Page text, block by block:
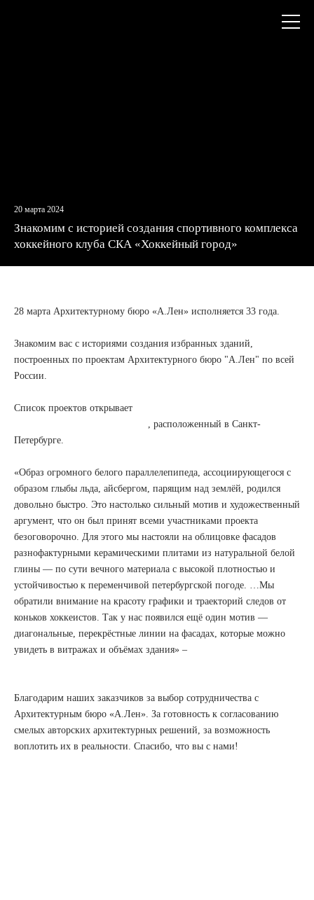
(812)меню
20 марта 2024
Знакомим с историей создания спортивного комплекса
хоккейного клуба СКА «Хоккейный город»
28 марта Архитектурному бюро «А.Лен» исполняется 33 года.
Знакомим вас с историями создания избранных зданий,
построенных по проектам Архитектурного бюро "А.Лен" по всей
России.
Список проектов открывает
, расположенный в Санкт-
Петербурге.
«Образ огромного белого параллелепипеда, ассоциирующегося с
образом глыбы льда, айсбергом, парящим над землёй, родился
довольно быстро. Это настолько сильный мотив и художественный
аргумент, что он был принят всеми участниками проекта
безоговорочно. Для этого мы настояли на облицовке фасадов
разнофактурными керамическими плитами из натуральной белой
глины — по сути вечного материала с высокой плотностью и
устойчивостью к переменчивой петербургской погоде. …Мы
обратили внимание на красоту графики и траекторий следов от
коньков хоккеистов. Так у нас появился ещё один мотив —
диагональные, перекрёстные линии на фасадах, которые можно
увидеть в витражах и объёмах здания» –
Благодарим наших заказчиков за выбор сотрудничества с
Архитектурным бюро «А.Лен». За готовность к согласованию
смелых авторских архитектурных решений, за возможность
воплотить их в реальности. Спасибо, что вы с нами!